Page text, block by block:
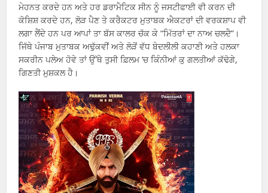
ਮੇਹਨਤ ਕਰਦੇ ਹਨ ਅਤੇ ਹਰ ਡਰਾਮੈਟਿਕ ਸੀਨ ਨੂੰ ਜਸਟੀਫਾਈ ਵੀ ਕਰਨ ਦੀ
ਕੋਸ਼ਿਸ਼ ਕਰਦੇ ਹਨ, ਲੋੜ ਪੈਣ ਤੇ ਕਰੈਕਟਰ ਮੁਤਾਬਕ ਐਕਟਰਾਂ ਦੀ ਵਰਕਸ਼ਾਪ ਵੀ
ਲਗਾ ਲੈਂਦੇ ਹਨ ਪਰ ਆਪਾਂ ਤਾ ਬੱਸ ਕਾਲਰ ਚੱਕ ਕੇ “ਮਿੱਤਰਾਂ ਦਾ ਨਾਅ ਚਲਦੈ”।
ਜਿੱਥੇ ਪੰਜਾਬ ਮੁਤਾਬਕ ਅਢੁੱਕਵੀਂ ਅਤੇ ਲੋੜੋਂ ਵੱਧ ਬੇਦਲੀਲੀ ਕਹਾਣੀ ਅਤੇ ਹਲਕਾ
ਸਕਰੀਨ ਪਲੇਅ ਹੋਵੇ ਤਾਂ ਉੱਥੇ ਤੁਸੀ ਫ਼ਿਲਮ ‘ਚ ਕਿੰਨੀਆਂ ਕੁ ਗਲਤੀਆਂ ਕੱਢੋਗੇ,
ਗਿਣਤੀ ਮੁਸ਼ਕਲ ਹੈ।